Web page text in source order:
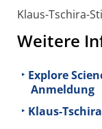
Klaus-Tschira-
Weitere
Explore
Anmeldung
Klaus-